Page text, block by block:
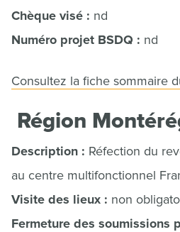
Chèque visé : nd
Numéro projet BSDQ : nd
Consultez la fiche sommaire
Région
Description : Réfection du
au centre multifonctionnel
Visite des lieux : non
Fermeture des soumissions